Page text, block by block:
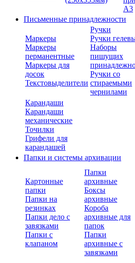
А3
Письменные принадлежности
Маркеры
Маркеры
перманентные
Маркеры для
досок
Текстовыделители
Ручки
Ручки
Наборы
пишущих
Ручки со
стираемыми
чернилами
Карандаши
Карандаши
механические
Точилки
Грифели для
карандашей
Папки и системы архивации
Картонные
папки
Папки на
резинках
Папки дело с
завязками
Папки с
клапаном
Папки
архивные
Боксы
архивные
Короба
архивные для
папок
Папки
архивные с
завязками